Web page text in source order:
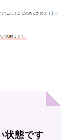
状態です